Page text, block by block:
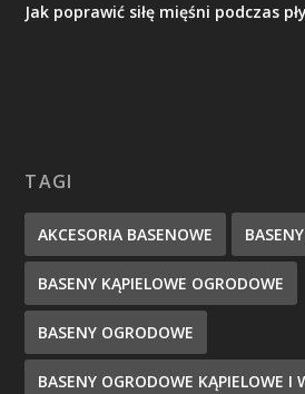
Jak poprawić siłę mięśni podczas
TAGI
AKCESORIA BASENOWE
BASENY KĄPIELOWE OGRODOWE
BASENY OGRODOWE
BASENY OGRODOWE KĄPIELOWE I